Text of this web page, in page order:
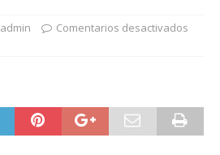
admin Comentarios desactivados